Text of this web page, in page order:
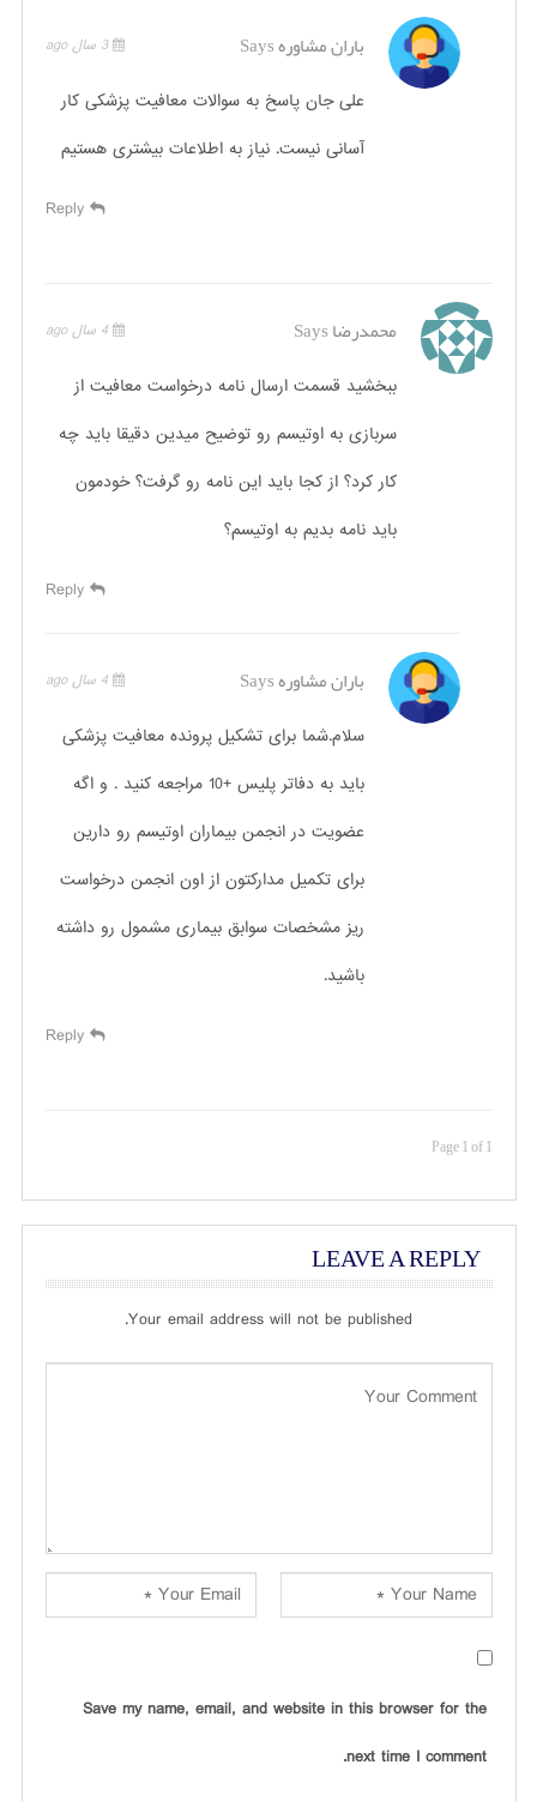
باران مشاورهSays 3 سال ago
علی جان پاسخ به سوالات معافیت پزشکی کار
آسانی نیست. نیاز به اطلاعات بیشتری هستیم
Reply
محمدرضاSays 4 سال ago
ببخشید قسمت ارسال نامه درخواست معافیت از
سربازی به اوتیسم رو توضیح میدین دقیقا باید چه
کار کرد؟ از کجا باید این نامه رو گرفت؟ خودمون
باید نامه بدیم به اوتیسم؟
Reply
باران مشاورهSays 4 سال ago
سلام.شما برای تشکیل پرونده معافیت پزشکی
باید به دفاتر پلیس +10 مراجعه کنید . و اگه
عضویت در انجمن بیماران اوتیسم رو دارین
برای تکمیل مدارکتون از اون انجمن درخواست
ریز مشخصات سوابق بیماری مشمول رو داشته
باشید.
Reply
Page 1 of 1
LEAVE A REPLY
Your email address will not be published.
Save my name, email, and website in this browser for the
next time I comment.